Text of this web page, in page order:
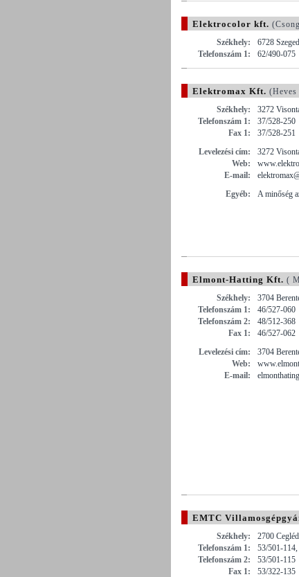
Elektrocolor kft.
Székhely:
6728
Telefonszám 1:
62/490-075
Elektromax Kft. (Heves
Székhely:
3272
Telefonszám 1:
37/528-250
Fax 1:
37/528-251
Levelezési cím:
3272
Web:
E-mail:
Egyéb:
A minőség
Elmont-Hatting Kft. (
Székhely:
3704
Telefonszám 1:
46/527-060
Telefonszám 2:
48/512-368
Fax 1:
46/527-062
Levelezési cím:
3704
Web:
E-mail:
EMTC
Székhely:
2700
Telefonszám 1:
53/501-
Telefonszám 2:
53/501-115
Fax 1:
53/322-135